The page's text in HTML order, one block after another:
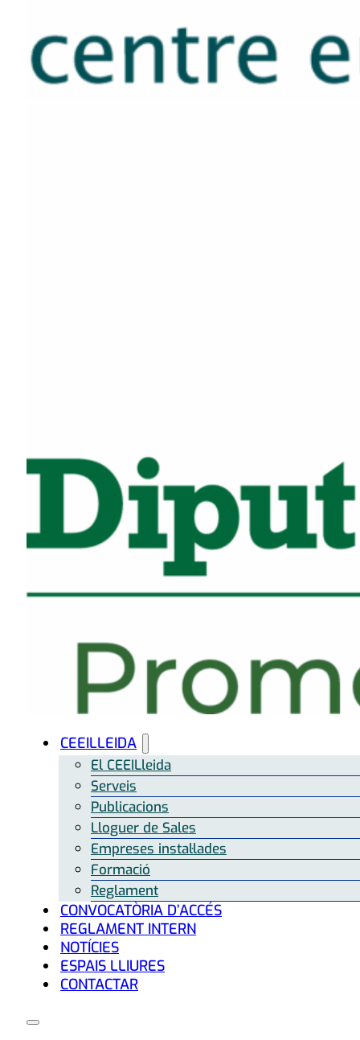
CEEILLEIDA
El CEEILleida
Serveis
Publicacions
Lloguer de Sales
Empreses instal·lades
Formació
Reglament
CONVOCATÒRIA D’ACCÉS
REGLAMENT INTERN
NOTÍCIES
ESPAIS LLIURES
CONTACTAR